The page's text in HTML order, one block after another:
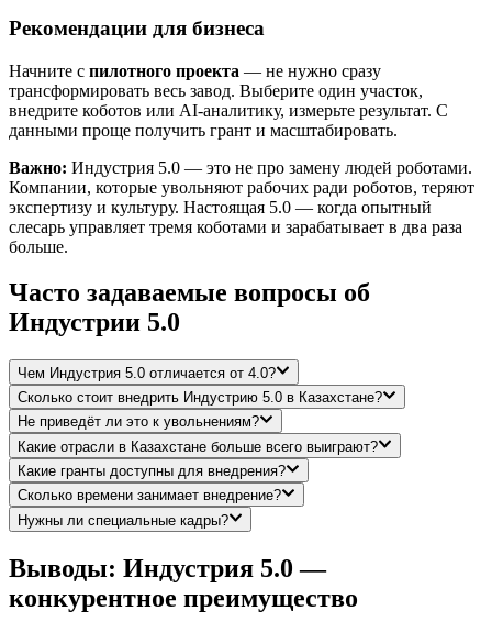
Рекомендации для бизнеса
Начните с пилотного проекта — не нужно сразу
трансформировать весь завод. Выберите один участок,
внедрите коботов или AI-аналитику, измерьте результат. С
данными проще получить грант и масштабировать.
Важно: Индустрия 5.0 — это не про замену людей роботами.
Компании, которые увольняют рабочих ради роботов, теряют
экспертизу и культуру. Настоящая 5.0 — когда опытный
слесарь управляет тремя коботами и зарабатывает в два раза
больше.
Часто задаваемые вопросы об
Индустрии 5.0
Чем Индустрия 5.0 отличается от 4.0?
Сколько стоит внедрить Индустрию 5.0 в Казахстане?
Не приведёт ли это к увольнениям?
Какие отрасли в Казахстане больше всего выиграют?
Какие гранты доступны для внедрения?
Сколько времени занимает внедрение?
Нужны ли специальные кадры?
Выводы: Индустрия 5.0 —
конкурентное преимущество